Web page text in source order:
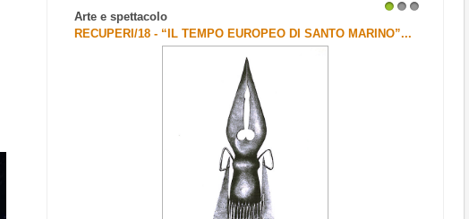
Arte e spettacolo
RECUPERI/18 - “IL TEMPO EUROPEO DI SANTO MARINO”...